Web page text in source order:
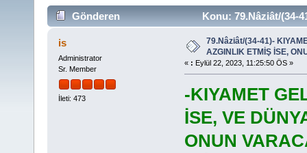
Gönderen
Konu: 79.Nâziât/(34-
........ (Okunma sayısı 17922 defa)
is
Administrator
Sr. Member
İleti: 473
79.Nâziât/(34-41)-
AZGINLIK ETMİŞ İSE,
« : Eylül 22, 2023, 11:25:50 ÖS »
-KIYAMET
İSE, VE
ONUN